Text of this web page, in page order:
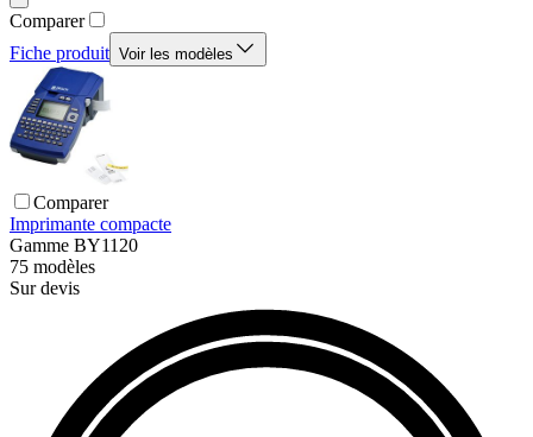
Comparer
Fiche produit Voir les modèles
Comparer
Imprimante compacte
Gamme BY1120
75 modèles
Sur devis